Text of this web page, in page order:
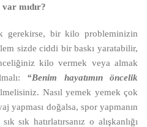
mıdır?
gerekirse, bir kilo probleminizin
sizde ciddi bir baskı yaratabilir,
kilo vermek veya almak
“Benim hayatımın öncelik
Nasıl yemek yemek çok
yapması doğalsa, spor yapmanın
sık hatırlatırsanız o alışkanlığı